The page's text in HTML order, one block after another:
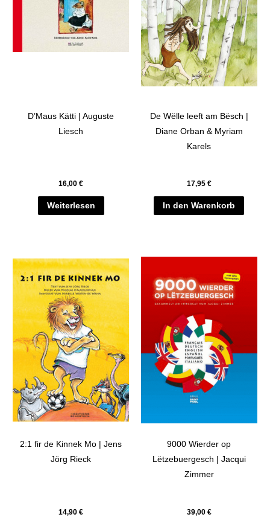
D’Maus Kätti | Auguste
Liesch
16,00€
Weiterlesen
De Wëlle leeft am Bësch |
Diane Orban & Myriam
Karels
17,95 €
In den Warenkorb
2:1 fir de Kinnek Mo | Jens
Jörg Rieck
14,90€
9000 Wierder op
Lëtzebuergesch | Jacqui
Zimmer
39,00 €